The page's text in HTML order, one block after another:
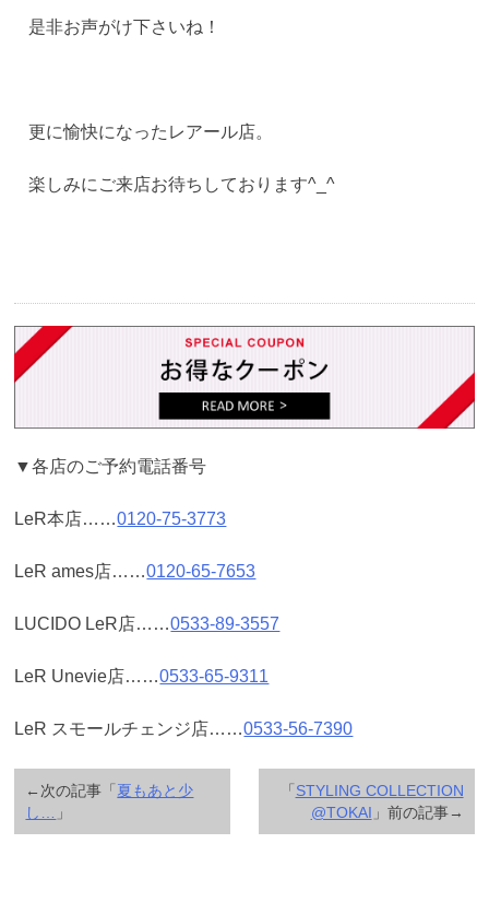
是非お声がけ下さいね！
更に愉快になったレアール店。
楽しみにご来店お待ちしております^_^
▼各店のご予約電話番号
LeR本店……0120-75-3773
LeR ames店……0120-65-7653
LUCIDO LeR店……0533-89-3557
LeR Unevie店……0533-65-9311
LeR スモールチェンジ店……0533-56-7390
「STYLING COLLECTION
@TOKAI 」前の記事→
←次の記事「夏もあと少
し…
」